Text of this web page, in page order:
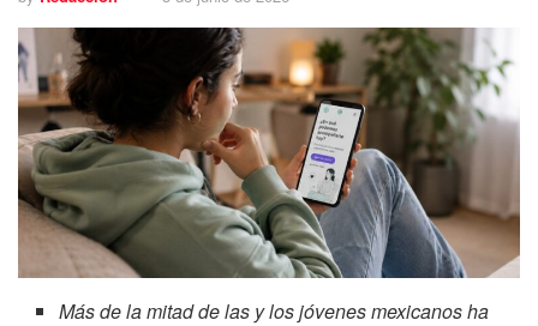
Más de la mitad de las y los jóvenes mexicanos ha